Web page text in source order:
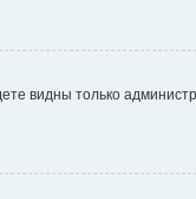
видны только